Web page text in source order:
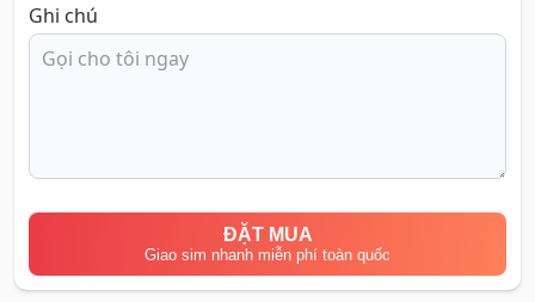
Ghi chú
ĐẶT MUA
Giao sim nhanh miễn phí toàn quốc